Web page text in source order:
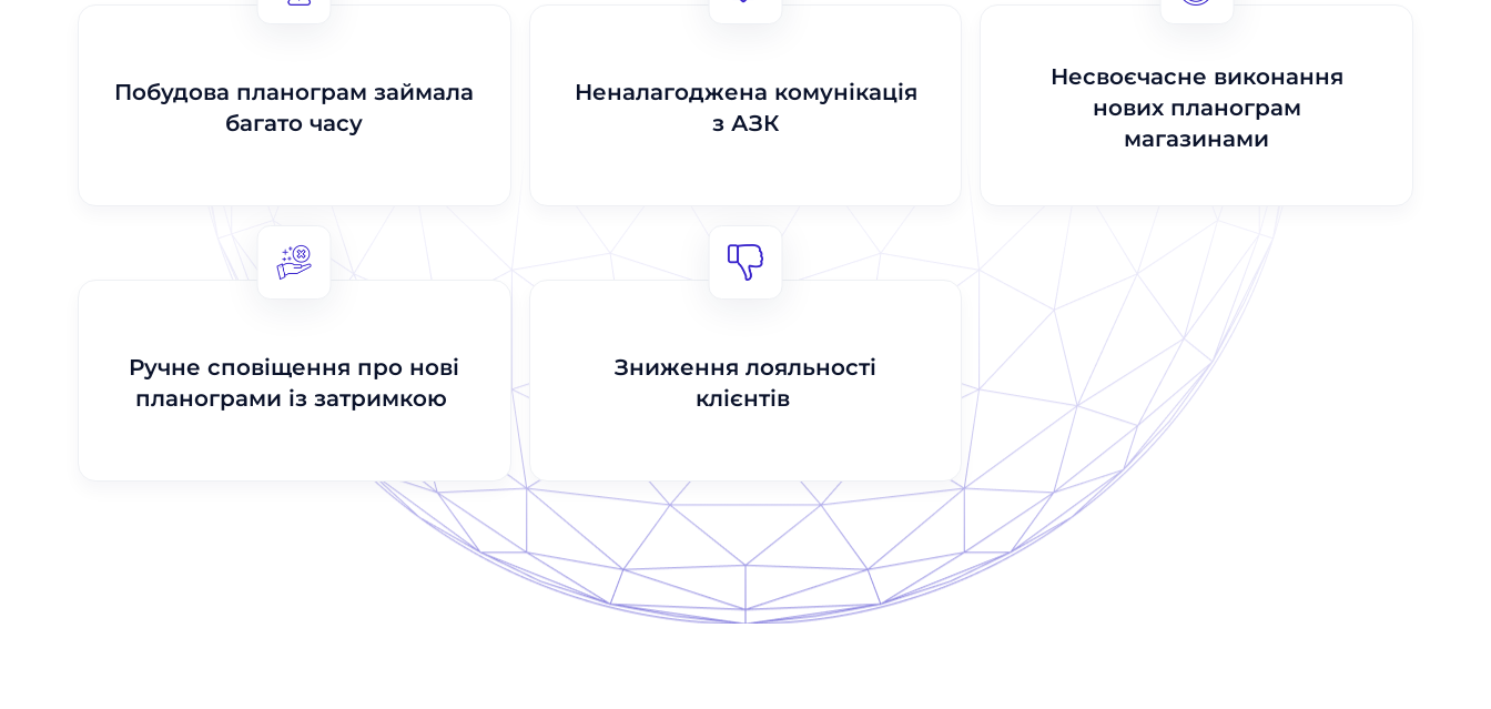
Побудова планограм займала
багато часу
Неналагоджена комунікація
з АЗК
Несвоєчасне виконання
нових планограм
магазинами​
Ручне сповіщення про нові
планограми із затримкою​ ​
Зниження лояльності
клієнтів​ ​